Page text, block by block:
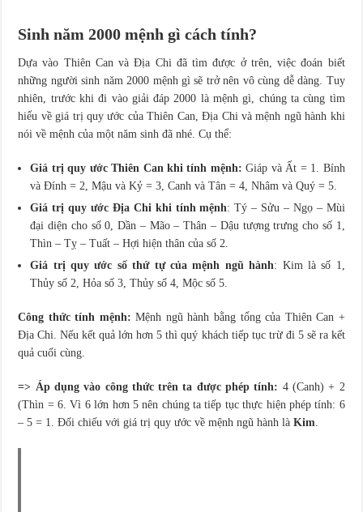
Sinh năm 2000 mệnh gì cách tính?
Dựa vào Thiên Can và Địa Chi đã tìm được ở trên, việc đoán biết
những người sinh năm 2000 mệnh gì sẽ trở nên vô cùng dễ dàng. Tuy
nhiên, trước khi đi vào giải đáp 2000 là mệnh gì, chúng ta cùng tìm
hiểu về giá trị quy ước của Thiên Can, Địa Chi và mệnh ngũ hành khi
nói về mệnh của một năm sinh đã nhé. Cụ thể:
Giá trị quy ước Thiên Can khi tính mệnh:Giáp và Ất = 1. Bính
và Đính = 2, Mậu và Kỷ = 3, Canh và Tân = 4, Nhâm và Quý = 5.
Giá trị quy ước Địa Chi khi tính mệnh: Tý – Sửu – Ngọ – Mùi
đại diện cho số 0, Dần – Mão – Thân – Dậu tượng trưng cho số 1,
Thìn – Tỵ – Tuất – Hợi hiện thân của số 2.
Giá trị quy ước số thứ tự của mệnh ngũ hành: Kim là số 1,
Thủy số 2, Hỏa số 3, Thủy số 4, Mộc số 5.
Công thức tính mệnh:Mệnh ngũ hành bằng tổng của Thiên Can +
Địa Chi. Nếu kết quả lớn hơn 5 thì quý khách tiếp tục trừ đi 5 sẽ ra kết
quả cuối cùng.
=> Áp dụng vào công thức trên ta được phép tính: 4 (Canh) + 2
(Thìn = 6. Vì 6 lớn hơn 5 nên chúng ta tiếp tục thực hiện phép tính: 6
– 5 = 1. Đối chiếu với giá trị quy ước về mệnh ngũ hành làKim.